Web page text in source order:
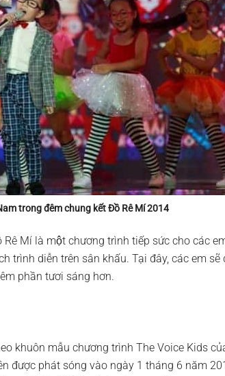
trong đêm chung kết Đồ Rê Mí 2014
Rê Mí là một chương trình tiếp sức cho các
trình diễn trên sân khấu. Tại đây, các em sẽ
phần tươi sáng hơn.
khuôn mẫu chương trình The Voice Kids
được phát sóng vào ngày 1 tháng 6 năm